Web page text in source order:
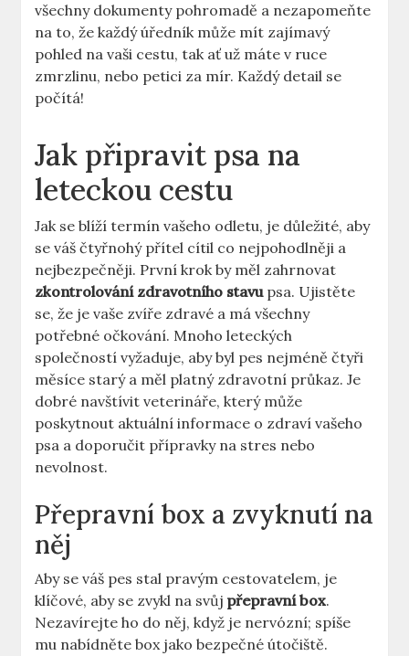
všechny dokumenty pohromadě a nezapomeňte
na to, že každý úředník může mít zajímavý
pohled na vaši cestu, tak ať už máte v ruce
zmrzlinu, nebo petici za mír. Každý detail se
počítá!
Jak připravit psa na
leteckou cestu
Jak se blíží termín vašeho odletu, je důležité, aby
se váš čtyřnohý přítel cítil co nejpohodlněji a
nejbezpečněji. První krok by měl zahrnovat
zkontrolování zdravotního stavupsa. Ujistěte
se, že je vaše zvíře zdravé a má všechny
potřebné očkování. Mnoho leteckých
společností vyžaduje, aby byl pes nejméně čtyři
měsíce starý a měl platný zdravotní průkaz. Je
dobré navštívit veterináře, který může
poskytnout aktuální informace o zdraví vašeho
psa a doporučit přípravky na stres nebo
nevolnost.
Přepravní box a zvyknutí na
něj
Aby se váš pes stal pravým cestovatelem, je
klíčové, aby se zvykl na svůjpřepravní box.
Nezavírejte ho do něj, když je nervózní; spíše
mu nabídněte box jako bezpečné útočiště.